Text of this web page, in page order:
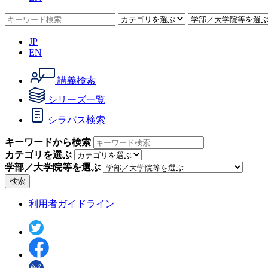
JP
EN
講義検索
シリーズ一覧
シラバス検索
キーワードから検索
カテゴリを選ぶ
学部／大学院等を選ぶ
検索
利用者ガイドライン